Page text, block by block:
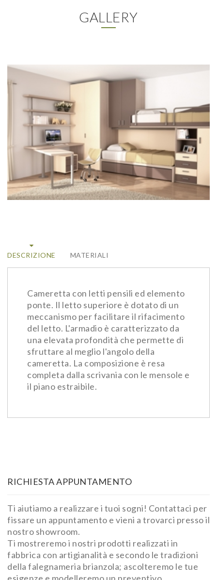
GALLERY
DESCRIZIONE MATERIALI
Cameretta con letti pensili ed elemento
ponte. Il letto superiore è dotato di un
meccanismo per facilitare il rifacimento
del letto. L'armadio è caratterizzato da
una elevata profondità che permette di
sfruttare al meglio l'angolo della
cameretta. La composizione è resa
completa dalla scrivania con le mensole e
il piano estraibile.
RICHIESTA APPUNTAMENTO
Ti aiutiamo a realizzare i tuoi sogni! Contattaci per
fissare un appuntamento e vieni a trovarci presso il
nostro showroom.
Ti mostreremo i nostri prodotti realizzati in
fabbrica con artigianalità e secondo le tradizioni
della falegnameria brianzola; ascolteremo le tue